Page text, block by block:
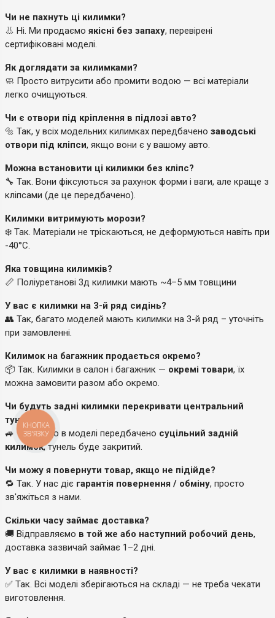
Чи не пахнуть ці килимки?
👃 Ні. Ми продаємо якісні без запаху, перевірені
сертифіковані моделі.
Як доглядати за килимками?
🧼 Просто витрусити або промити водою — всі матеріали
легко очищуються.
Чи є отвори під кріплення в підлозі авто?
🔩 Так, у всіх модельних килимках передбачено заводські
отвори під кліпси, якщо вони є у вашому авто.
Можна встановити ці килимки без кліпс?
🔧 Так. Вони фіксуються за рахунок форми і ваги, але краще з
кліпсами (де це передбачено).
Килимки витримують морози?
❄️ Так. Матеріали не тріскаються, не деформуються навіть при
-40°C.
Яка товщина килимків?
📏 Поліуретанові 3д килимки мають ~4–5 мм товщини
У вас є килимки на 3-й ряд сидінь?
👥 Так, багато моделей мають килимки на 3-й ряд – уточніть
при замовленні.
Килимок на багажник продається окремо?
📦 Так. Килимки в салон і багажник — окремі товари, їх
можна замовити разом або окремо.
Чи будуть задні килимки перекривати центральний
тунель?
🚙 Так, якщо в моделі передбачено суцільний задній
килимок, тунель буде закритий.
Чи можу я повернути товар, якщо не підійде?
🔁 Так. У нас діє гарантія повернення / обміну, просто
зв'яжіться з нами.
Скільки часу займає доставка?
🚚 Відправляємо в той же або наступний робочий день,
доставка зазвичай займає 1–2 дні.
У вас є килимки в наявності?
✅ Так. Всі моделі зберігаються на складі — не треба чекати
виготовлення.
КНОПКА
ЗВ'ЯЗКУ